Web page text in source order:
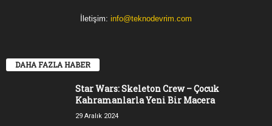
İletişim: info@teknodevrim.com
DAHA FAZLA HABER
Star Wars: Skeleton Crew – Çocuk
Kahramanlarla Yeni Bir Macera
29 Aralık 2024